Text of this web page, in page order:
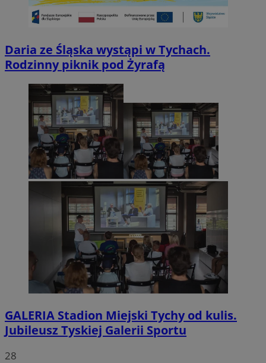
Daria ze Śląska wystąpi w Tychach.
Rodzinny piknik pod Żyrafą
GALERIA Stadion Miejski Tychy od kulis.
Jubileusz Tyskiej Galerii Sportu
28